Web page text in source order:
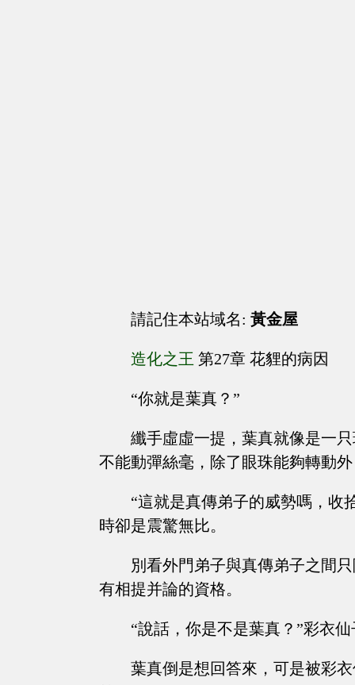
請記住本站域名: 黃金屋
造化之王 第27章 花貍的病因
“你就是葉真？”
纖手虛虛一提，葉真就像是一
不能動彈絲毫，除了眼珠能夠轉動
“這就是真傳弟子的威勢嗎，收
時卻是震驚無比。
別看外門弟子與真傳弟子之間
有相提并論的資格。
“說話，你是不是葉真？”彩衣
葉真倒是想回答來，可是被彩